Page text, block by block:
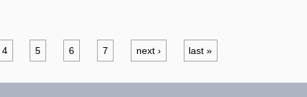
4 5 6 7 next › last »